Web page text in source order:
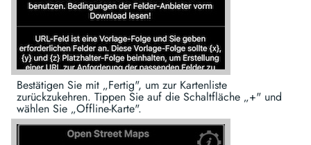
Bestätigen Sie mit „Fertig", um zur Kartenliste
zurückzukehren. Tippen Sie auf die Schaltfläche „+" und
wählen Sie „Offline-Karte".